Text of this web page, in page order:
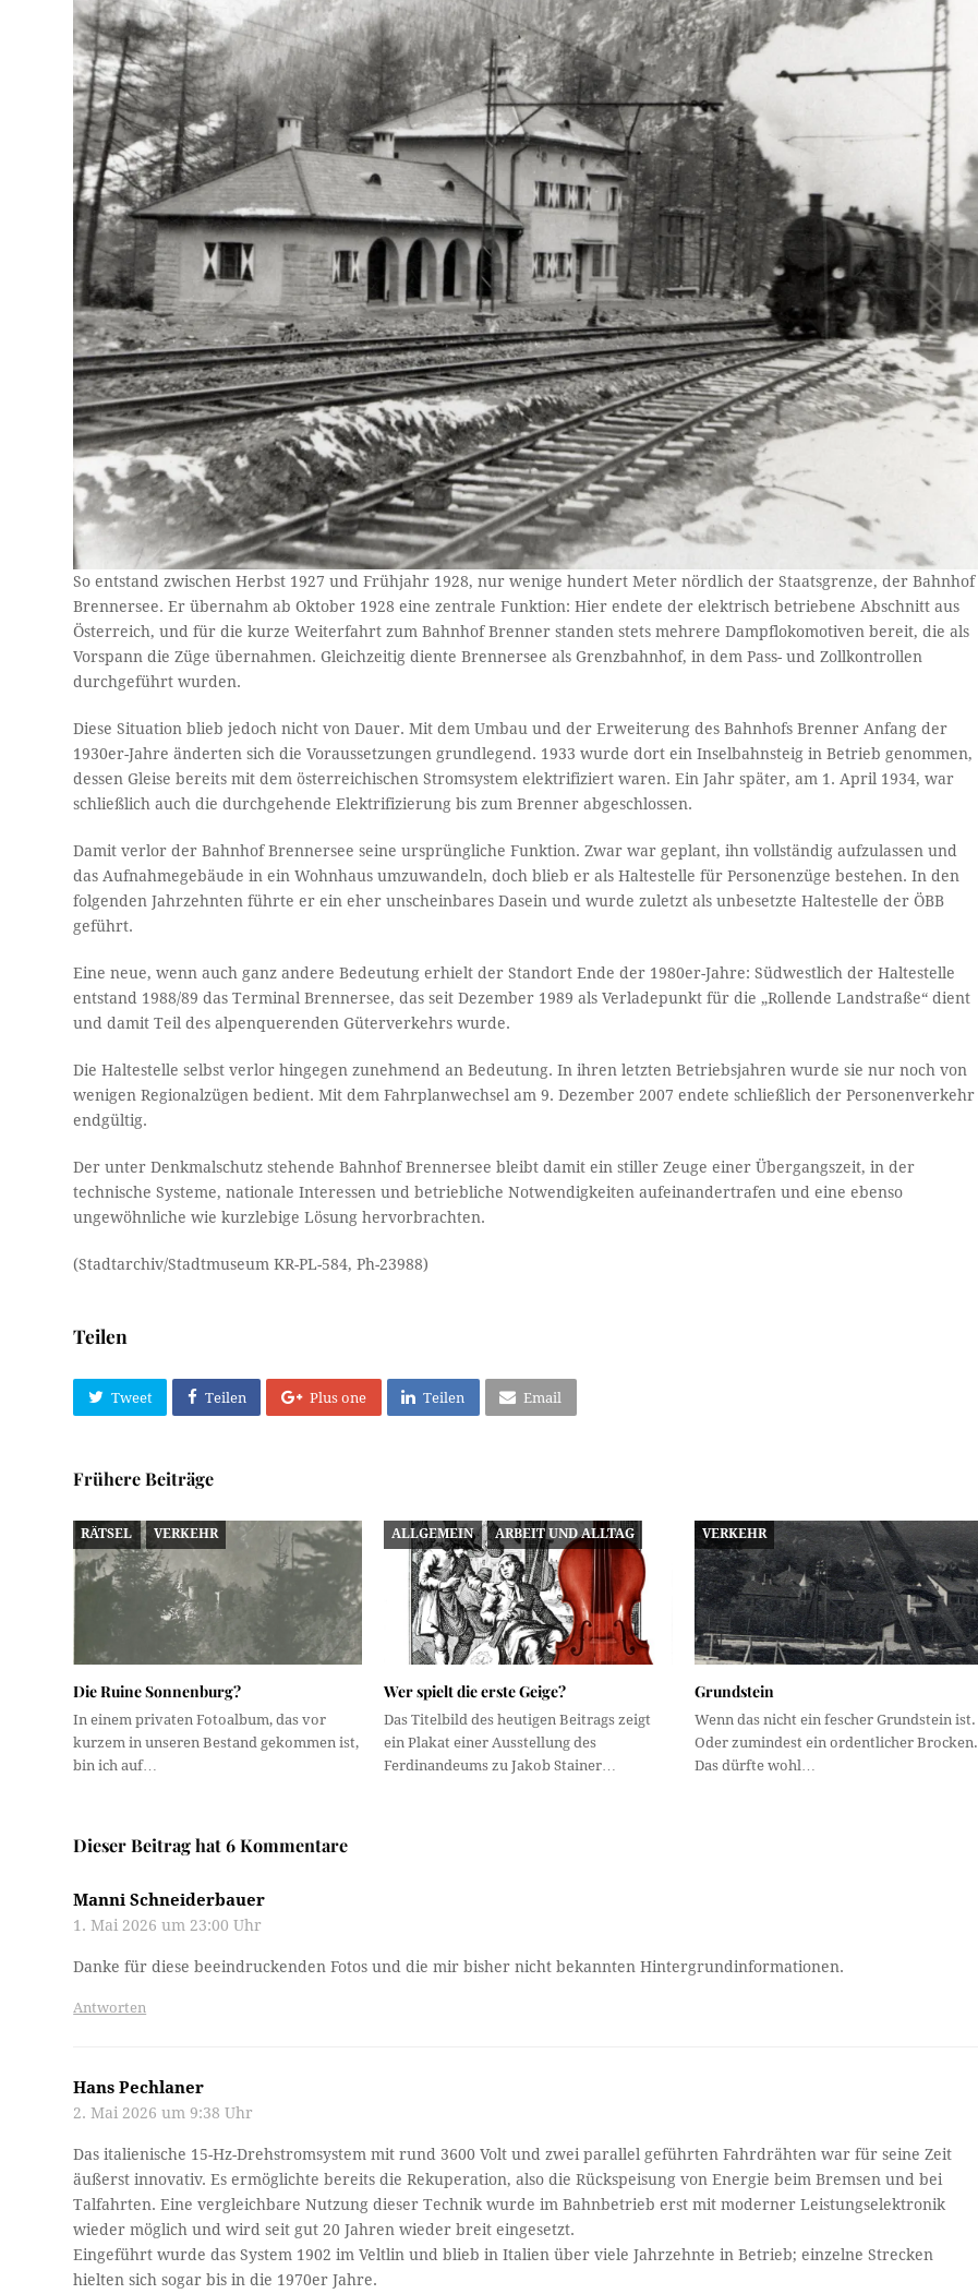
So entstand zwischen Herbst 1927 und Frühjahr 1928, nur wenige hundert Meter nördlich der Staatsgrenze, der Bahnhof
Brennersee. Er übernahm ab Oktober 1928 eine zentrale Funktion: Hier endete der elektrisch betriebene Abschnitt aus
Österreich, und für die kurze Weiterfahrt zum Bahnhof Brenner standen stets mehrere Dampflokomotiven bereit, die als
Vorspann die Züge übernahmen. Gleichzeitig diente Brennersee als Grenzbahnhof, in dem Pass- und Zollkontrollen
durchgeführt wurden.
Diese Situation blieb jedoch nicht von Dauer. Mit dem Umbau und der Erweiterung des Bahnhofs Brenner Anfang der
1930er-Jahre änderten sich die Voraussetzungen grundlegend. 1933 wurde dort ein Inselbahnsteig in Betrieb genommen,
dessen Gleise bereits mit dem österreichischen Stromsystem elektrifiziert waren. Ein Jahr später, am 1. April 1934, war
schließlich auch die durchgehende Elektrifizierung bis zum Brenner abgeschlossen.
Damit verlor der Bahnhof Brennersee seine ursprüngliche Funktion. Zwar war geplant, ihn vollständig aufzulassen und
das Aufnahmegebäude in ein Wohnhaus umzuwandeln, doch blieb er als Haltestelle für Personenzüge bestehen. In den
folgenden Jahrzehnten führte er ein eher unscheinbares Dasein und wurde zuletzt als unbesetzte Haltestelle der ÖBB
geführt.
Eine neue, wenn auch ganz andere Bedeutung erhielt der Standort Ende der 1980er-Jahre: Südwestlich der Haltestelle
entstand 1988/89 das Terminal Brennersee, das seit Dezember 1989 als Verladepunkt für die „Rollende Landstraße“ dient
und damit Teil des alpenquerenden Güterverkehrs wurde.
Die Haltestelle selbst verlor hingegen zunehmend an Bedeutung. In ihren letzten Betriebsjahren wurde sie nur noch von
wenigen Regionalzügen bedient. Mit dem Fahrplanwechsel am 9. Dezember 2007 endete schließlich der Personenverkehr
endgültig.
Der unter Denkmalschutz stehende Bahnhof Brennersee bleibt damit ein stiller Zeuge einer Übergangszeit, in der
technische Systeme, nationale Interessen und betriebliche Notwendigkeiten aufeinandertrafen und eine ebenso
ungewöhnliche wie kurzlebige Lösung hervorbrachten.
(Stadtarchiv/Stadtmuseum KR-PL-584, Ph-23988)
Teilen
Tweet Teilen Plus one Teilen Email
Frühere Beiträge
RÄTSEL VERKEHR
Die Ruine Sonnenburg?
In einem privaten Fotoalbum, das vor
kurzem in unseren Bestand gekommen ist,
bin ich auf…
ALLGEMEIN ARBEIT UND ALLTAG
Wer spielt die erste Geige?
Das Titelbild des heutigen Beitrags zeigt
ein Plakat einer Ausstellung des
Ferdinandeums zu Jakob Stainer…
VERKEHR
Grundstein
Wenn das nicht ein fescher Grundstein ist.
Oder zumindest ein ordentlicher Brocken.
Das dürfte wohl…
Dieser Beitrag hat 6 Kommentare
Manni Schneiderbauer
1. Mai 2026 um 23:00 Uhr
Danke für diese beeindruckenden Fotos und die mir bisher nicht bekannten Hintergrundinformationen.
Antworten
Hans Pechlaner
2. Mai 2026 um 9:38 Uhr
Das italienische 15-Hz-Drehstromsystem mit rund 3600 Volt und zwei parallel geführten Fahrdrähten war für seine Zeit
äußerst innovativ. Es ermöglichte bereits die Rekuperation, also die Rückspeisung von Energie beim Bremsen und bei
Talfahrten. Eine vergleichbare Nutzung dieser Technik wurde im Bahnbetrieb erst mit moderner Leistungselektronik
wieder möglich und wird seit gut 20 Jahren wieder breit eingesetzt.
Eingeführt wurde das System 1902 im Veltlin und blieb in Italien über viele Jahrzehnte in Betrieb; einzelne Strecken
hielten sich sogar bis in die 1970er Jahre.